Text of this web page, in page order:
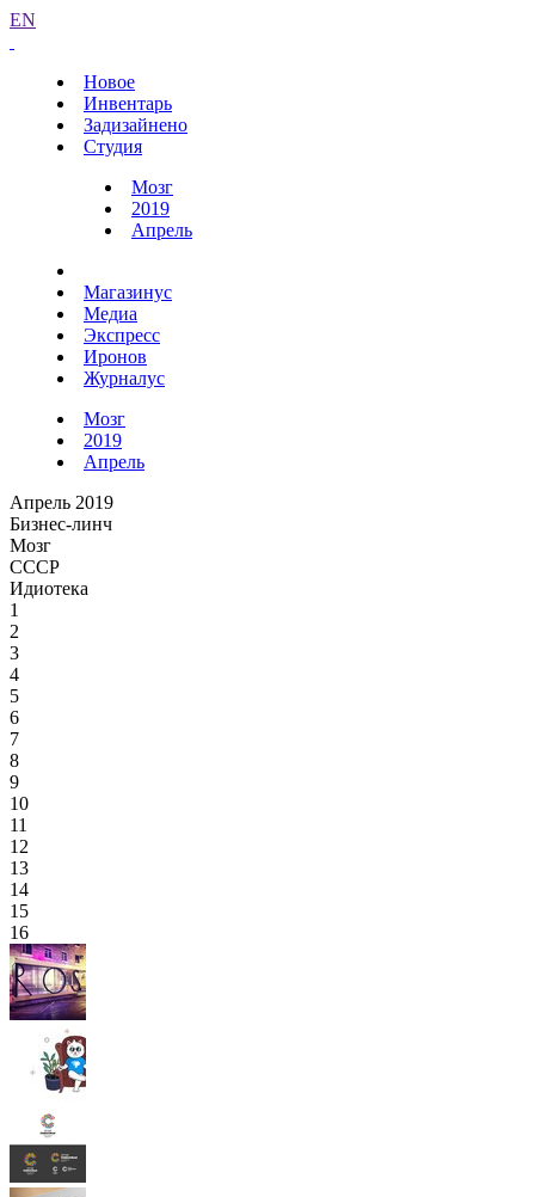
EN
Новое
Инвентарь
Задизайнено
Студия
Мозг
2019
Апрель
Магазинус
Медиа
Экспресс
Иронов
Журналус
Мозг
2019
Апрель
Апрель 2019
Бизнес-линч
Мозг
СССР
Идиотека
1
2
3
4
5
6
7
8
9
10
11
12
13
14
15
16